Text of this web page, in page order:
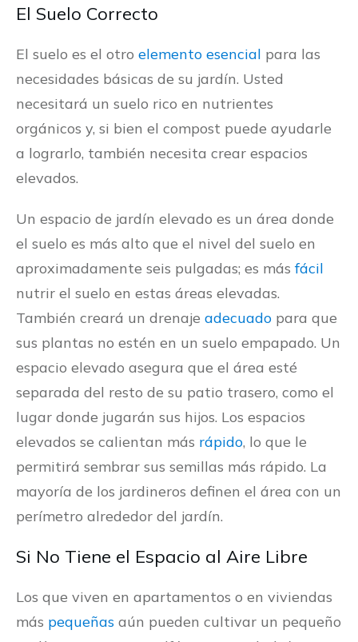
El Suelo Correcto
El suelo es el otro elemento esencial para las
necesidades básicas de su jardín. Usted
necesitará un suelo rico en nutrientes
orgánicos y, si bien el compost puede ayudarle
a lograrlo, también necesita crear espacios
elevados.
Un espacio de jardín elevado es un área donde
el suelo es más alto que el nivel del suelo en
aproximadamente seis pulgadas; es másfácil
nutrir el suelo en estas áreas elevadas.
También creará un drenaje adecuado para que
sus plantas no estén en un suelo empapado. Un
espacio elevado asegura que el área esté
separada del resto de su patio trasero, como el
lugar donde jugarán sus hijos. Los espacios
elevados se calientan más rápido, lo que le
permitirá sembrar sus semillas más rápido. La
mayoría de los jardineros definen el área con un
perímetro alrededor del jardín.
Si No Tiene el Espacio al Aire Libre
Los que viven en apartamentos o en viviendas
más pequeñas aún pueden cultivar un pequeño